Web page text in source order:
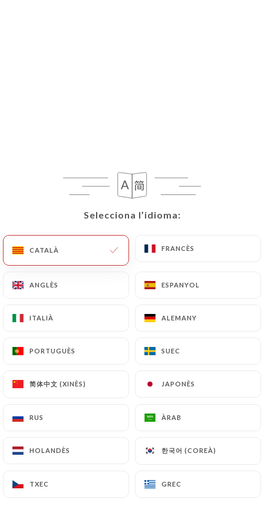
Selecciona l’idioma:
CATALÀ FRANCÈS
ANGLÈS ESPANYOL
ITALIÀ ALEMANY
PORTUGUÈS SUEC
简体中文 (XINÈS) JAPONÈS
RUS ÀRAB
HOLANDÈS 한국어 (COREÀ)
TXEC GREC
Selecciona l’idioma:
CATALÀ FRANCÈS
ANGLÈS ESPANYOL
ITALIÀ ALEMANY
PORTUGUÈS SUEC
简体中文 (XINÈS) JAPONÈS
RUS ÀRAB
HOLANDÈS 한국어 (COREÀ)
TXEC GREC